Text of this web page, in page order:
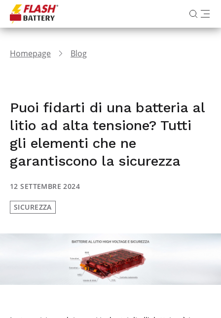
Homepage Blog
Puoi fidarti di una batteria al
litio ad alta tensione? Tutti
gli elementi che ne
garantiscono la sicurezza
12 SETTEMBRE 2024
SICUREZZA